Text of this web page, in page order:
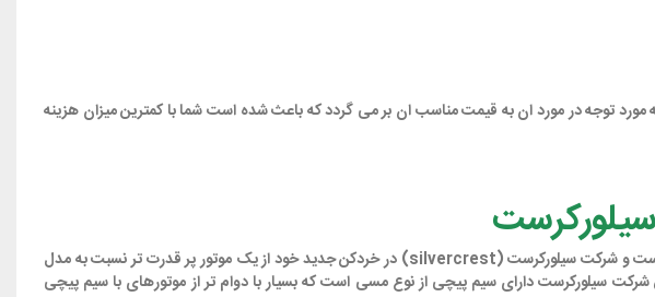
مورد توجه در مورد ان به قیمت مناسب ان بر می گردد که باعث شده است شما با کمترین میزان هزینه
شاید در مورد توان موتور این دستگاه این سوال برای شما پیش بیاید که توان 3000 ایا وقعی است یا نه؟خوب جواب بسیار ساده است و شرکت سیلورکرست (silvercrest) در خردکن جدید خود از یک موتور پر قدرت تر نسبت به مدل
سیلورکرست دارای سیم پیچی از نوع مسی است که بسیار با دوام تر از موتورهای با سیم پیچی